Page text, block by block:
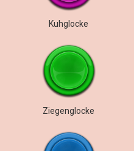
Kuhglocke
Ziegenglocke